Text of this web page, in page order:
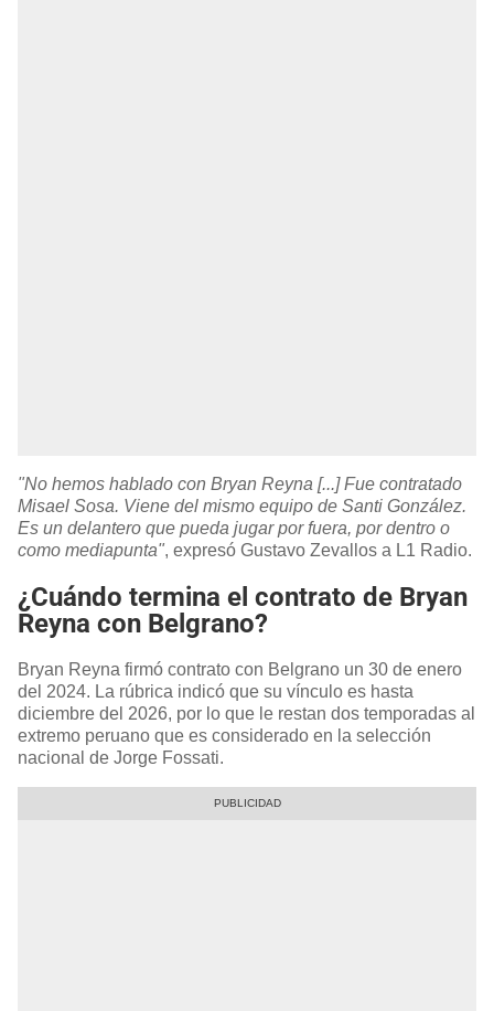
"No hemos hablado con Bryan Reyna [...] Fue contratado
Misael Sosa. Viene del mismo equipo de Santi González.
Es un delantero que pueda jugar por fuera, por dentro o
como mediapunta", expresó Gustavo Zevallos a L1 Radio.
¿Cuándo termina el contrato de Bryan
Reyna con Belgrano?
Bryan Reyna firmó contrato con Belgrano un 30 de enero
del 2024. La rúbrica indicó que su vínculo es hasta
diciembre del 2026, por lo que le restan dos temporadas al
extremo peruano que es considerado en la selección
nacional de Jorge Fossati.